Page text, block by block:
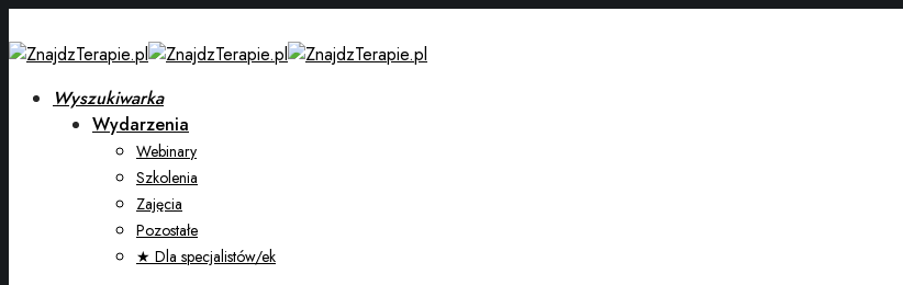
Wyszukiwarka
Wydarzenia
Webinary
Szkolenia
Zajęcia
Pozostałe
★ Dla specjalistów/ek